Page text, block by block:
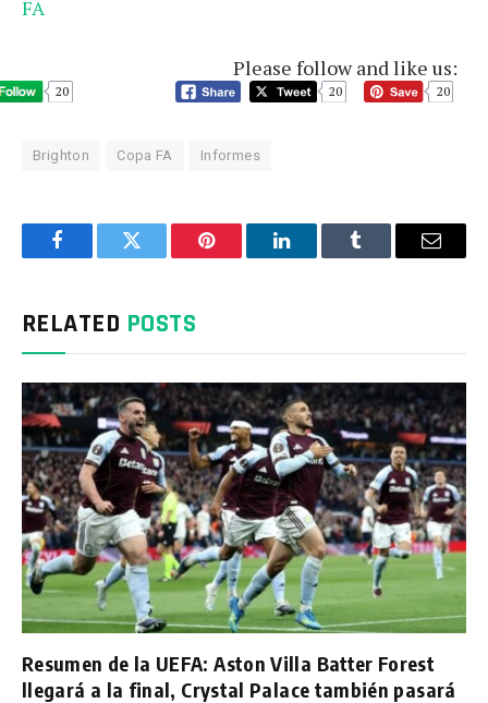
FA
Please follow and like us:
20 20 20
Brighton Copa FA Informes
FacebookTwitter Pinterest LinkedInTumblr Email
RELATED POSTS
Resumen de la UEFA: Aston Villa Batter Forest
llegará a la final, Crystal Palace también pasará